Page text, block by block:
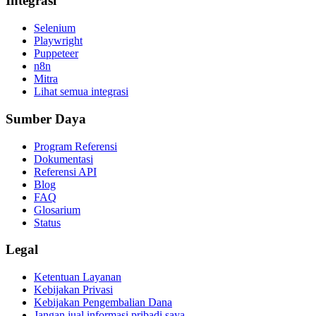
Selenium
Playwright
Puppeteer
n8n
Mitra
Lihat semua integrasi
Sumber Daya
Program Referensi
Dokumentasi
Referensi API
Blog
FAQ
Glosarium
Status
Legal
Ketentuan Layanan
Kebijakan Privasi
Kebijakan Pengembalian Dana